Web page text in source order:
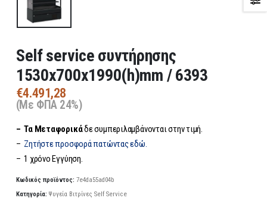
Self service συντήρησης
1530x700x1990(h)mm / 6393
€4.491,28
(Με ΦΠΑ 24%)
– Τα Μεταφορικάδε συμπεριλαμβάνονται στην τιμή.
– Ζητήστε προσφορά πατώντας εδώ.
– 1 χρόνο Εγγύηση.
Κωδικός προϊόντος: 7e4da55ad04b
Κατηγορία: Ψυγεία Βιτρίνες Self Service